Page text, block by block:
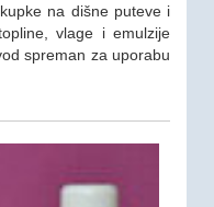
na dišne puteve i
vlage i emulzije
spreman za uporabu